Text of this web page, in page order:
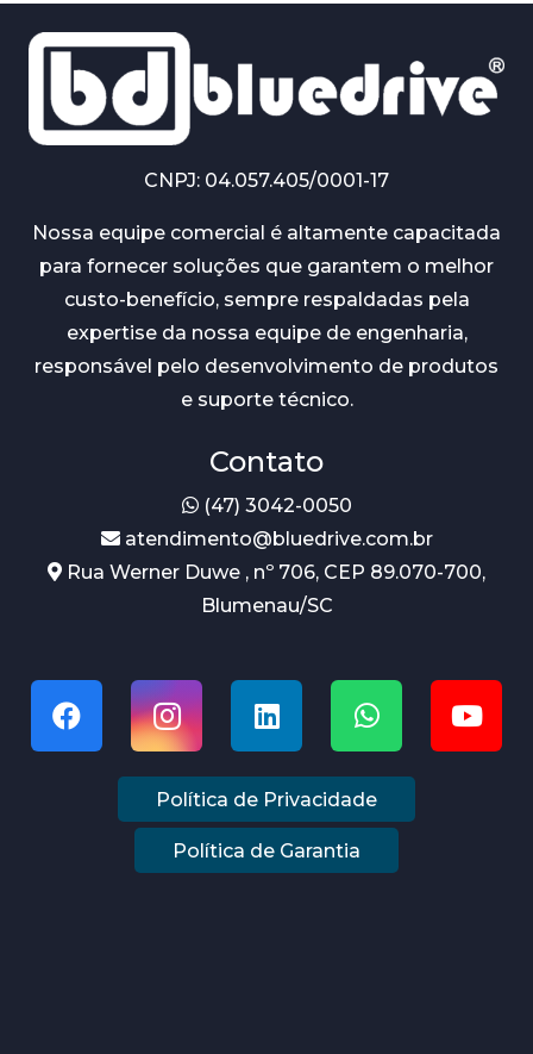
CNPJ: 04.057.405/0001-17
Nossa equipe comercial é altamente capacitada
para fornecer soluções que garantem o melhor
custo-benefício, sempre respaldadas pela
expertise da nossa equipe de engenharia,
responsável pelo desenvolvimento de produtos
e suporte técnico.
Contato
(47) 3042-0050
atendimento@bluedrive.com.br
Rua Werner Duwe , nº 706, CEP 89.070-700,
Blumenau/SC
Política de Privacidade
Política de Garantia